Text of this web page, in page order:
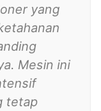
yang
Mesin ini
tetap